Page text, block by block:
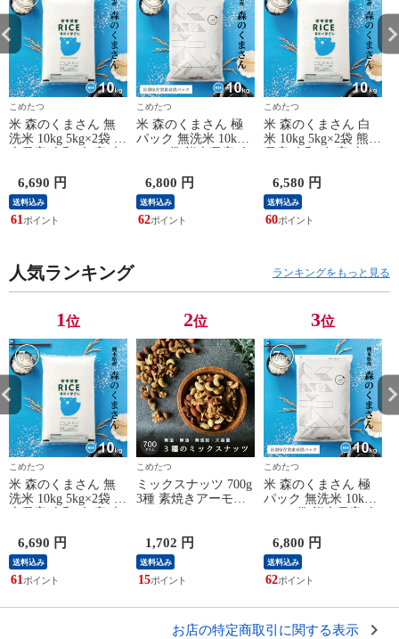
こめたつ
米 森のくまさん 無
洗米 10kg 5kg×2袋 熊
包装5kg×2袋
6,690 円
送料込み
61
こめたつ
米 森のくまさん 極
パック 無洗米 10kg
無料 極パック5kg×2
袋
6,800 円
送料込み
62
こめたつ
米 森のくまさん 白
米 10kg 5kg×2袋 熊本
装5kg×2袋
6,580 円
送料込み
60
人気ランキング ランキングをもっと見る
1位
こめたつ
米 森のくまさん 無
洗米 10kg 5kg×2袋 熊
包装5kg×2袋
6,690 円
送料込み
61
2位
こめたつ
ミックスナッツ 700g
3種 素焼きアーモン
無油 ビュート種 メ
ール便
1,702 円
送料込み
15
3位
こめたつ
米 森のくまさん 極
パック 無洗米 10kg
無料 極パック5kg×2
袋
6,800 円
送料込み
62
お店の特定商取引に関する表示